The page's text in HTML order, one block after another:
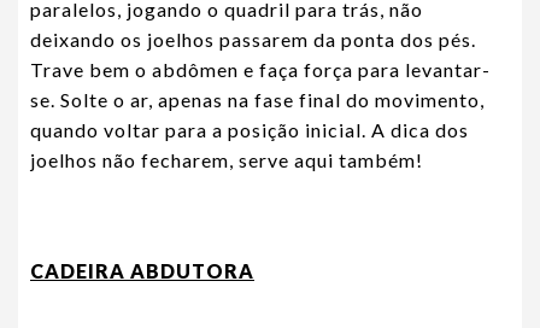
paralelos, jogando o quadril para trás, não
deixando os joelhos passarem da ponta dos pés.
Trave bem o abdômen e faça força para levantar-
se. Solte o ar, apenas na fase final do movimento,
quando voltar para a posição inicial. A dica dos
joelhos não fecharem, serve aqui também!
CADEIRA ABDUTORA